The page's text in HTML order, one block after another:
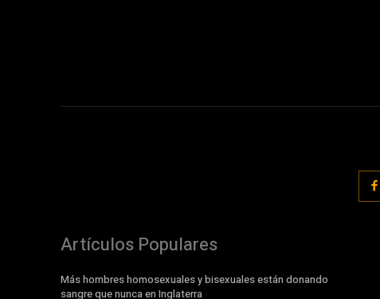
Artículos Populares
Más hombres homosexuales y bisexuales están donando
sangre que nunca en Inglaterra